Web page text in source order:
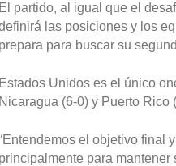
El partido, al igual que el
las posiciones y los
prepara para buscar su
Estados Unidos es el único
Nicaragua (6-0) y Puerto Rico
el objetivo final
principalmente para